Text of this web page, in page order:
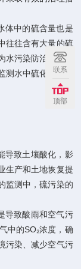
中的硫含量也是
往往含有大量的硫
污染防治和水资
水中硫化氢的浓
致土壤酸化，影
生产和土地恢复提
监测中，硫污染的
致酸雨和空气污
中的SO₂浓度，确
污染、减少空气污
联系
顶部